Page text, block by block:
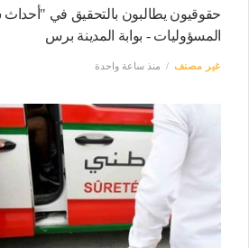
حقوقيون يطالبون بالتحقيق في "أحداث
المسؤوليات - بوابة المدينة برس
غير مصنف منذ ساعة واحدة